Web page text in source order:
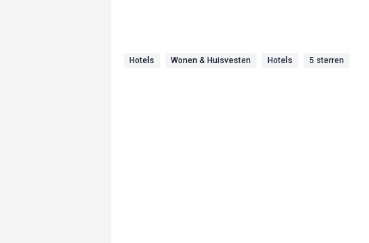
Hotels Wonen & Huisvesten Hotels 5 sterren